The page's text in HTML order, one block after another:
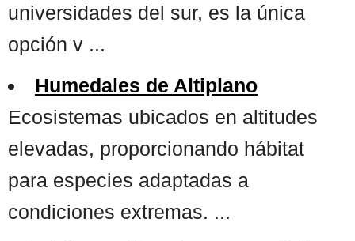
universidades del sur, es la única
opción v ...
Humedales de Altiplano
Ecosistemas ubicados en altitudes
elevadas, proporcionando hábitat
para especies adaptadas a
condiciones extremas. ...